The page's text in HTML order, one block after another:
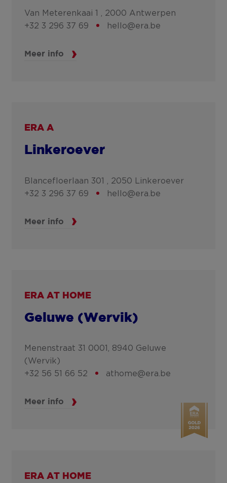
Van Meterenkaai 1 , 2000 Antwerpen
+32 3 296 37 69
hello@era.be
Meer info
ERA A
Linkeroever
Blancefloerlaan 301 , 2050
Linkeroever
+32 3 296 37 69
hello@era.be
Meer info
ERA AT HOME
Geluwe (Wervik)
Menenstraat 31 0001, 8940 Geluwe
(Wervik)
+32 56 51 66 52
athome@era.be
Meer info
ERA AT HOME